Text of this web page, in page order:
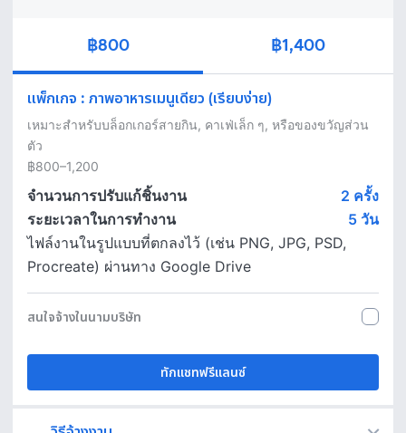
฿800 ฿1,400
แพ็กเกจ : ภาพอาหารเมนูเดียว (เรียบง่าย)
เหมาะสำหรับบล็อกเกอร์สายกิน, คาเฟ่เล็ก ๆ, หรือของขวัญส่วน
ตัว
จำนวนการปรับแก้ชิ้นงาน
2 ครั้ง
ระยะเวลาในการทำงาน
5 วัน
ไฟล์งานในรูปแบบที่ตกลงไว้ (เช่น PNG, JPG, PSD,
Procreate) ผ่านทาง Google Drive
สนใจจ้างในนามบริษัท
ทักแชทฟรีแลนซ์